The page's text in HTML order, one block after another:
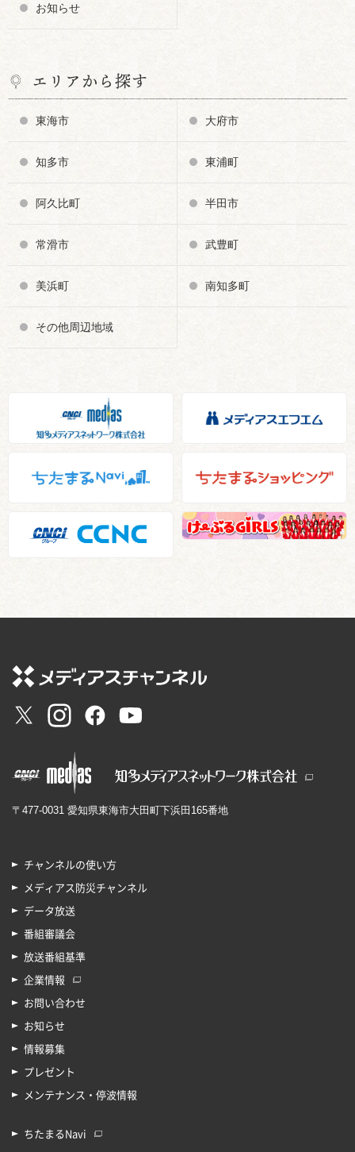
お知らせ
エリアから探す
東海市 大府市
知多市 東浦町
阿久比町 半田市
常滑市 武豊町
美浜町 南知多町
その他周辺地域
〒477-0031 愛知県東海市大田町下浜田165番地
チャンネルの使い方
メディアス防災チャンネル
データ放送
番組審議会
放送番組基準
企業情報
お問い合わせ
お知らせ
情報募集
プレゼント
メンテナンス・停波情報
ちたまるNavi